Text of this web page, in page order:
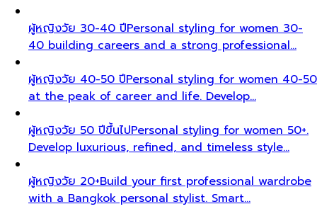
ผู้หญิงวัย 30-40 ปีPersonal styling for women 30-
40 building careers and a strong professional…
ผู้หญิงวัย 40-50 ปีPersonal styling for women 40-50
at the peak of career and life. Develop…
ผู้หญิงวัย 50 ปีขึ้นไปPersonal styling for women 50+.
Develop luxurious, refined, and timeless style…
ผู้หญิงวัย 20+Build your first professional wardrobe
with a Bangkok personal stylist. Smart…